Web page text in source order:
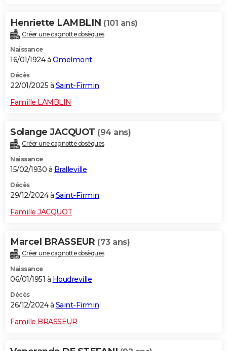
Henriette LAMBLIN (101 ans)
Créer une cagnotte obsèques
Naissance
16/01/1924 à Omelmont
Décès
22/01/2025 à Saint-Firmin
Famille LAMBLIN
Solange JACQUOT (94 ans)
Créer une cagnotte obsèques
Naissance
15/02/1930 à Bralleville
Décès
29/12/2024 à Saint-Firmin
Famille JACQUOT
Marcel BRASSEUR (73 ans)
Créer une cagnotte obsèques
Naissance
06/01/1951 à Houdreville
Décès
26/12/2024 à Saint-Firmin
Famille BRASSEUR